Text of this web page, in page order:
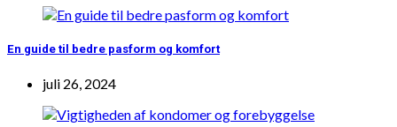
En guide til bedre pasform og komfort
juli 26, 2024